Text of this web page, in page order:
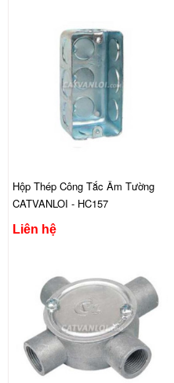
Hộp Thép Công Tắc Âm Tường
CATVANLOI - HC157
Liên hệ